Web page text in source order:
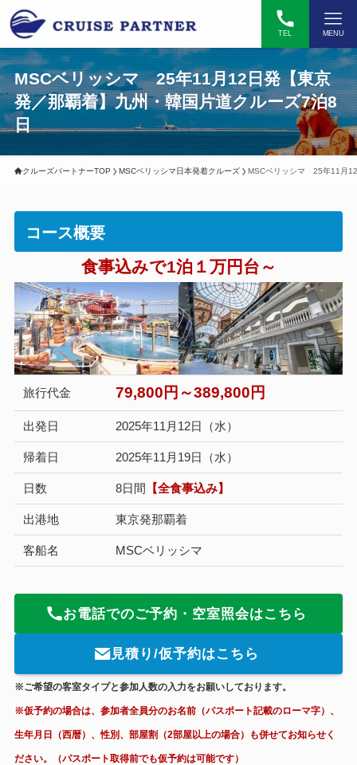
TEL MENU
MSCベリッシマ 25年11月12日発【東京
発／那覇着】九州・韓国片道クルーズ7泊8
日
クルーズパートナーTOP MSCベリッシマ日本発着クルーズ MSCベリッシマ 25年11月
コース概要
食事込みで1泊１万円台～
旅行代金 79,800円～389,800円
出発日 2025年11月12日（水）
帰着日 2025年11月19日（水）
日数 8日間 【全食事込み】
出港地 東京発那覇着
客船名 MSCベリッシマ
お電話でのご予約・空室照会はこちら
見積り/仮予約はこちら
※ご希望の客室タイプと参加人数の入力をお願いしております。
※仮予約の場合は、参加者全員分のお名前（パスポート記載のローマ字）、
生年月日（西暦）、性別、部屋割（2部屋以上の場合）も併せてお知らせく
ださい。（パスポート取得前でも仮予約は可能です）